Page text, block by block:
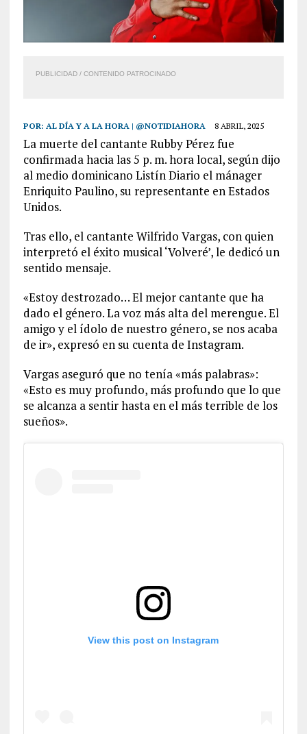
PUBLICIDAD / CONTENIDO PATROCINADO
POR: AL DÍA Y A LA HORA | @NOTIDIAHORA 8 ABRIL, 2025
La muerte del cantante Rubby Pérez fue
confirmada hacia las 5 p. m. hora local, según dijo
al medio dominicano Listín Diario el mánager
Enriquito Paulino, su representante en Estados
Unidos.
Tras ello, el cantante Wilfrido Vargas, con quien
interpretó el éxito musical ‘Volveré’, le dedicó un
sentido mensaje.
«Estoy destrozado… El mejor cantante que ha
dado el género. La voz más alta del merengue. El
amigo y el ídolo de nuestro género, se nos acaba
de ir», expresó en su cuenta de Instagram.
Vargas aseguró que no tenía «más palabras»:
«Esto es muy profundo, más profundo que lo que
se alcanza a sentir hasta en el más terrible de los
sueños».
View this post on Instagram